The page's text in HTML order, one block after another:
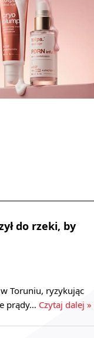
do rzeki, by
Toruniu, ryzykując
prądy… Czytaj dalej »